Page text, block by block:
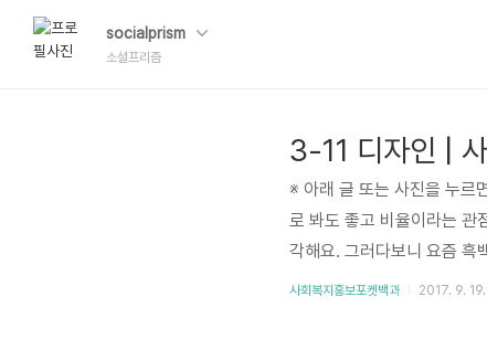
socialprism
소셜프리즘
3-11 디자인 |
※ 아래 글 또는 사진을 누르
로 봐도 좋고 비율이라는 관
각해요. 그러다보니 요즘
template' 검색 google 3.
사회복지홍보포켓백과 2017. 9. 19.